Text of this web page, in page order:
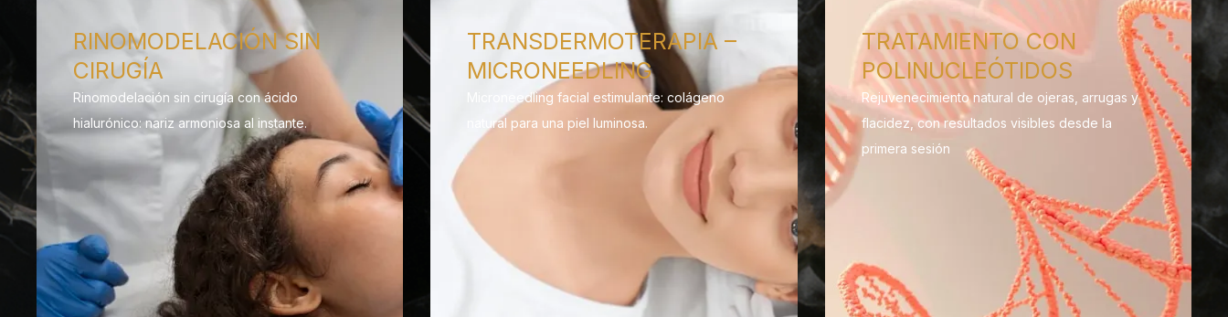
RINOMODELACIÓN SIN
CIRUGÍA
Rinomodelación sin cirugía con ácido
hialurónico: nariz armoniosa al instante.
TRANSDERMOTERAPIA –
MICRONEEDLING
Microneedling facial estimulante: colágeno
natural para una piel luminosa.
TRATAMIENTO CON
POLINUCLEÓTIDOS
Rejuvenecimiento natural de ojeras, arrugas y
flacidez, con resultados visibles desde la
primera sesión